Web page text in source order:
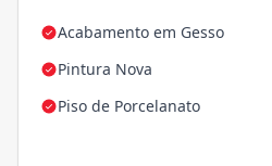
Acabamento em Gesso
Pintura Nova
Piso de Porcelanato